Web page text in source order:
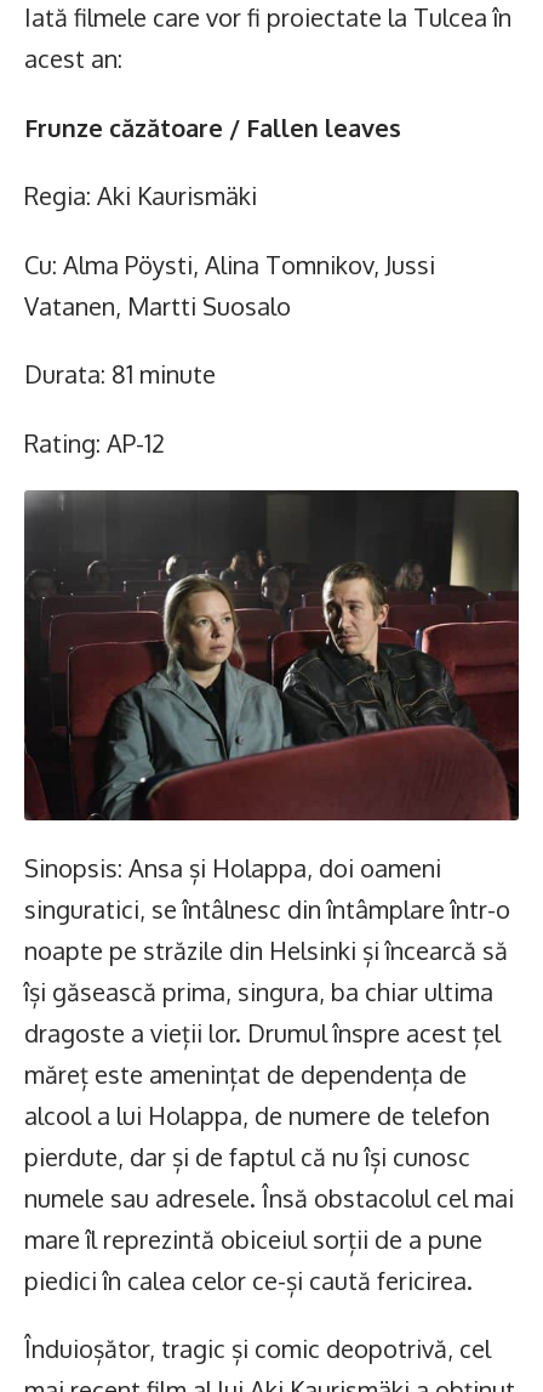
Iată filmele care vor fi proiectate la Tulcea în
acest an:
Frunze căzătoare / Fallen leaves
Regia: Aki Kaurismäki
Cu: Alma Pöysti, Alina Tomnikov, Jussi
Vatanen, Martti Suosalo
Durata: 81 minute
Rating: AP-12
Sinopsis: Ansa și Holappa, doi oameni
singuratici, se întâlnesc din întâmplare într-o
noapte pe străzile din Helsinki și încearcă să
își găsească prima, singura, ba chiar ultima
dragoste a vieții lor. Drumul înspre acest țel
măreț este amenințat de dependența de
alcool a lui Holappa, de numere de telefon
pierdute, dar și de faptul că nu își cunosc
numele sau adresele. Însă obstacolul cel mai
mare îl reprezintă obiceiul sorții de a pune
piedici în calea celor ce-și caută fericirea.
Înduioșător, tragic și comic deopotrivă, cel